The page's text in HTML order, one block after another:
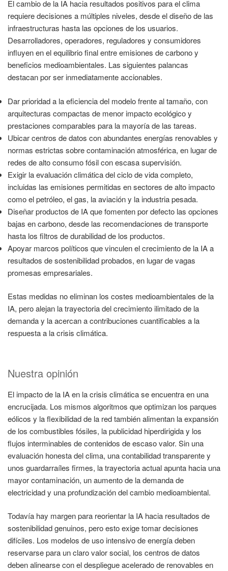
El cambio de la IA hacia resultados positivos para el clima
requiere decisiones a múltiples niveles, desde el diseño de las
infraestructuras hasta las opciones de los usuarios.
Desarrolladores, operadores, reguladores y consumidores
influyen en el equilibrio final entre emisiones de carbono y
beneficios medioambientales. Las siguientes palancas
destacan por ser inmediatamente accionables.
Dar prioridad a la eficiencia del modelo frente al tamaño, con
arquitecturas compactas de menor impacto ecológico y
prestaciones comparables para la mayoría de las tareas.
Ubicar centros de datos con abundantes energías renovables y
normas estrictas sobre contaminación atmosférica, en lugar de
redes de alto consumo fósil con escasa supervisión.
Exigir la evaluación climática del ciclo de vida completo,
incluidas las emisiones permitidas en sectores de alto impacto
como el petróleo, el gas, la aviación y la industria pesada.
Diseñar productos de IA que fomenten por defecto las opciones
bajas en carbono, desde las recomendaciones de transporte
hasta los filtros de durabilidad de los productos.
Apoyar marcos políticos que vinculen el crecimiento de la IA a
resultados de sostenibilidad probados, en lugar de vagas
promesas empresariales.
Estas medidas no eliminan los costes medioambientales de la
IA, pero alejan la trayectoria del crecimiento ilimitado de la
demanda y la acercan a contribuciones cuantificables a la
respuesta a la crisis climática.
Nuestra opinión
El impacto de la IA en la crisis climática se encuentra en una
encrucijada. Los mismos algoritmos que optimizan los parques
eólicos y la flexibilidad de la red también alimentan la expansión
de los combustibles fósiles, la publicidad hiperdirigida y los
flujos interminables de contenidos de escaso valor. Sin una
evaluación honesta del clima, una contabilidad transparente y
unos guardarraíles firmes, la trayectoria actual apunta hacia una
mayor contaminación, un aumento de la demanda de
electricidad y una profundización del cambio medioambiental.
Todavía hay margen para reorientar la IA hacia resultados de
sostenibilidad genuinos, pero esto exige tomar decisiones
difíciles. Los modelos de uso intensivo de energía deben
reservarse para un claro valor social, los centros de datos
deben alinearse con el despliegue acelerado de renovables en